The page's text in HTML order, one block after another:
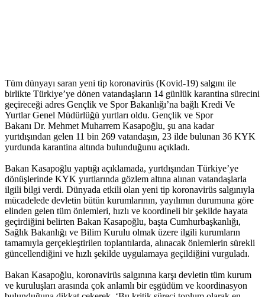
Tüm dünyayı saran yeni tip koronavirüs (Kovid-19) salgını ile
birlikte Türkiye’ye dönen vatandaşların 14 günlük karantina sürecini
geçireceği adres Gençlik ve Spor Bakanlığı’na bağlı Kredi Ve
Yurtlar Genel Müdürlüğü yurtları oldu. Gençlik ve Spor
Bakanı Dr. Mehmet Muharrem Kasapoğlu, şu ana kadar
yurtdışından gelen 11 bin 269 vatandaşın, 23 ilde bulunan 36 KYK
yurdunda karantina altında bulunduğunu açıkladı.
Bakan Kasapoğlu yaptığı açıklamada, yurtdışından Türkiye’ye
dönüşlerinde KYK yurtlarında gözlem altına alınan vatandaşlarla
ilgili bilgi verdi. Dünyada etkili olan yeni tip koronavirüs salgınıyla
mücadelede devletin bütün kurumlarının, yayılımın durumuna göre
elinden gelen tüm önlemleri, hızlı ve koordineli bir şekilde hayata
geçirdiğini belirten Bakan Kasapoğlu, başta Cumhurbaşkanlığı,
Sağlık Bakanlığı ve Bilim Kurulu olmak üzere ilgili kurumların
tamamıyla gerçekleştirilen toplantılarda, alınacak önlemlerin sürekli
güncellendiğini ve hızlı şekilde uygulamaya geçildiğini vurguladı.
Bakan Kasapoğlu, koronavirüs salgınına karşı devletin tüm kurum
ve kuruluşları arasında çok anlamlı bir eşgüdüm ve koordinasyon